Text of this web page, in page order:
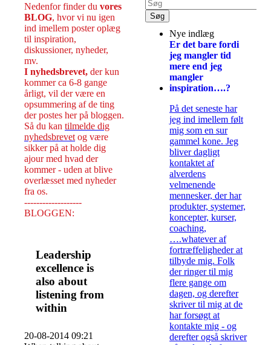
Nedenfor finder du vores
BLOG, hvor vi nu igen
ind imellem poster oplæg
til inspiration,
diskussioner, nyheder,
mv.
I nyhedsbrevet, der kun
kommer ca 6-8 gange
årligt, vil der være en
opsummering af de ting
der postes her på bloggen.
Så du kan tilmelde dig
nyhedsbrevet og være
sikker på at holde dig
ajour med hvad der
kommer - uden at blive
overlæsset med nyheder
fra os.
-------------------
BLOGGEN:
Leadership
excellence is
also about
listening from
within
20-08-2014 09:21
Nye indlæg
Er det bare fordi
jeg mangler tid
mere end jeg
mangler
inspiration….?
På det seneste har
jeg ind imellem følt
mig som en sur
gammel kone. Jeg
bliver dagligt
kontaktet af
alverdens
velmenende
mennesker, der har
produkter, systemer,
koncepter, kurser,
coaching,
….whatever af
fortræffeligheder at
tilbyde mig. Folk
der ringer til mig
flere gange om
dagen, og derefter
skriver til mig at de
har forsøgt at
kontakte mig - og
derefter også skriver